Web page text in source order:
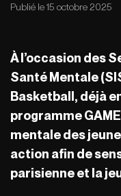
Publié le 15 octobre 2025
À l’occasion des
Santé Mentale
Basketball, déjà
programme
mentale des
action afin de
parisienne et la